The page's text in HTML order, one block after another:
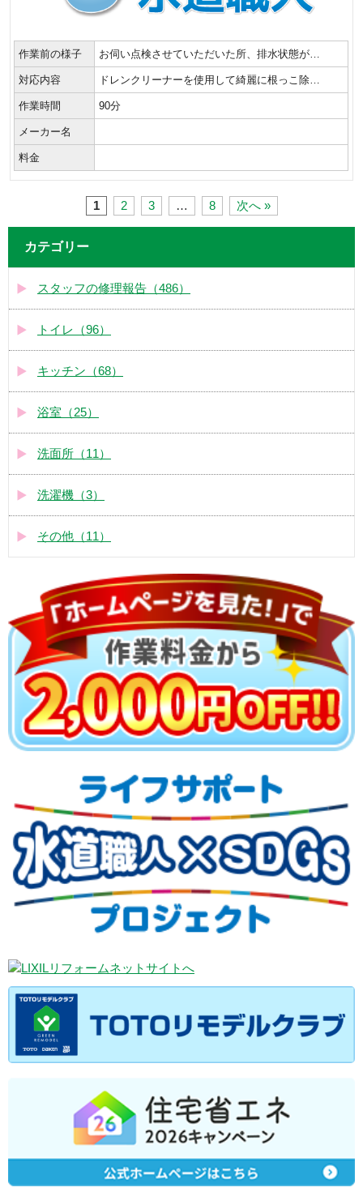
作業前の様子 お伺い点検させていただいた所、排水状態が…
対応内容 ドレンクリーナーを使用して綺麗に根っこ除…
作業時間 90分
メーカー名
料金
1 2 3 … 8 次へ »
カテゴリー
スタッフの修理報告（486）
トイレ（96）
キッチン（68）
浴室（25）
洗面所（11）
洗濯機（3）
その他（11）